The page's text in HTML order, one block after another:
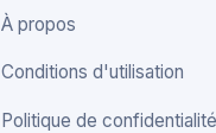
À propos
Conditions d'utilisation
Politique de confidentialité